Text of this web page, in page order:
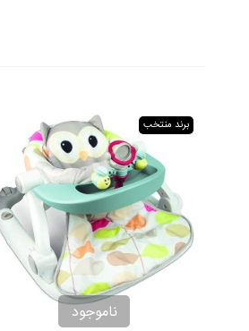
برند منتخب
ناموجود